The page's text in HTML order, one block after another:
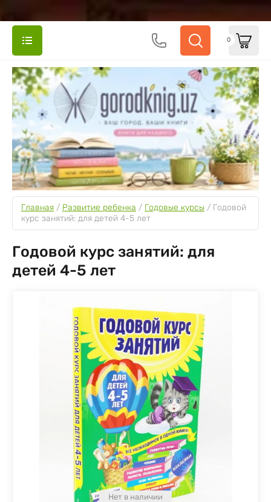
0
Главная / Развитие ребенка / Годовые курсы / Годовой
курс занятий: для детей 4-5 лет
Годовой курс занятий: для
детей 4-5 лет
Нет в наличии